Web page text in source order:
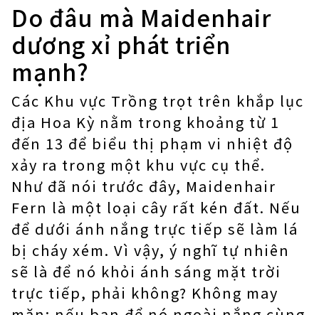
Do đâu mà Maidenhair
dương xỉ phát triển
mạnh?
Các Khu vực Trồng trọt trên khắp lục
địa Hoa Kỳ nằm trong khoảng từ 1
đến 13 để biểu thị phạm vi nhiệt độ
xảy ra trong một khu vực cụ thể.
Như đã nói trước đây, Maidenhair
Fern là một loại cây rất kén đất. Nếu
để dưới ánh nắng trực tiếp sẽ làm lá
bị cháy xém. Vì vậy, ý nghĩ tự nhiên
sẽ là để nó khỏi ánh sáng mặt trời
trực tiếp, phải không? Không may